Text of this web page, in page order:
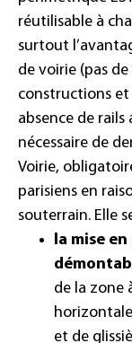
réutilisable à
surtout
de voirie (pas
constructions et
absence de rails
nécessaire de
Voirie,
parisiens en
souterrain. Elle
la mise
de la zone
et de